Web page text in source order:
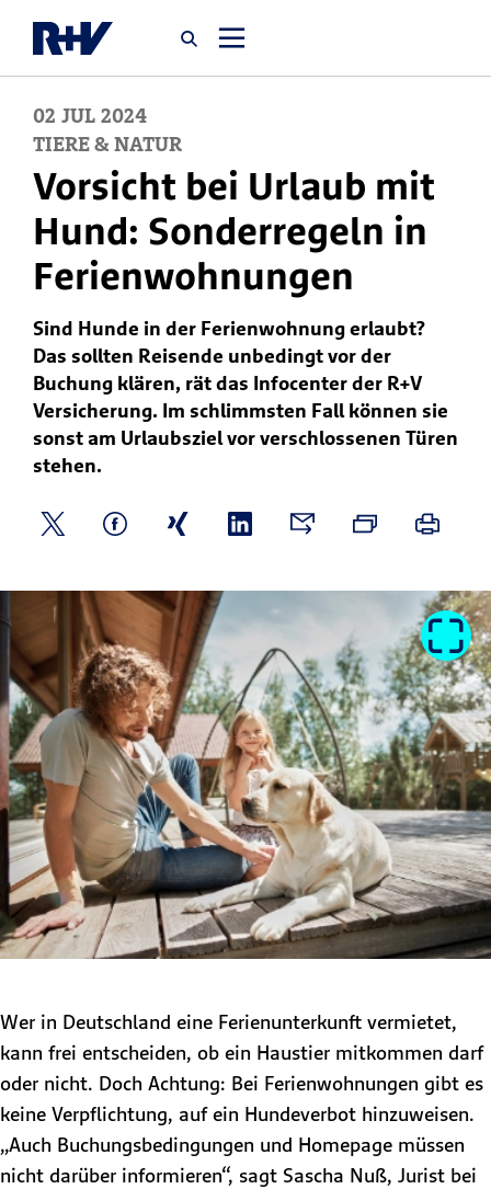
Startseite
Newsroom
Über uns
Karriere
Jobsuche
02 JUL 2024
TIERE & NATUR
Vorsicht bei Urlaub mit
Hund: Sonderregeln in
Ferienwohnungen
Sind Hunde in der Ferienwohnung erlaubt?
Das sollten Reisende unbedingt vor der
Buchung klären, rät das Infocenter der R+V
Versicherung. Im schlimmsten Fall können sie
sonst am Urlaubsziel vor verschlossenen Türen
stehen.
Wer in Deutschland eine Ferienunterkunft vermietet,
kann frei entscheiden, ob ein Haustier mitkommen darf
oder nicht. Doch Achtung: Bei Ferienwohnungen gibt es
keine Verpflichtung, auf ein Hundeverbot hinzuweisen.
„Auch Buchungsbedingungen und Homepage müssen
nicht darüber informieren“, sagt Sascha Nuß, Jurist bei